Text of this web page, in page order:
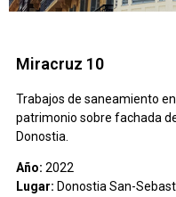
Miracruz 10
Trabajos de saneamiento
patrimonio sobre fachada
Donostia.
Año: 2022
Lugar: Donostia San-